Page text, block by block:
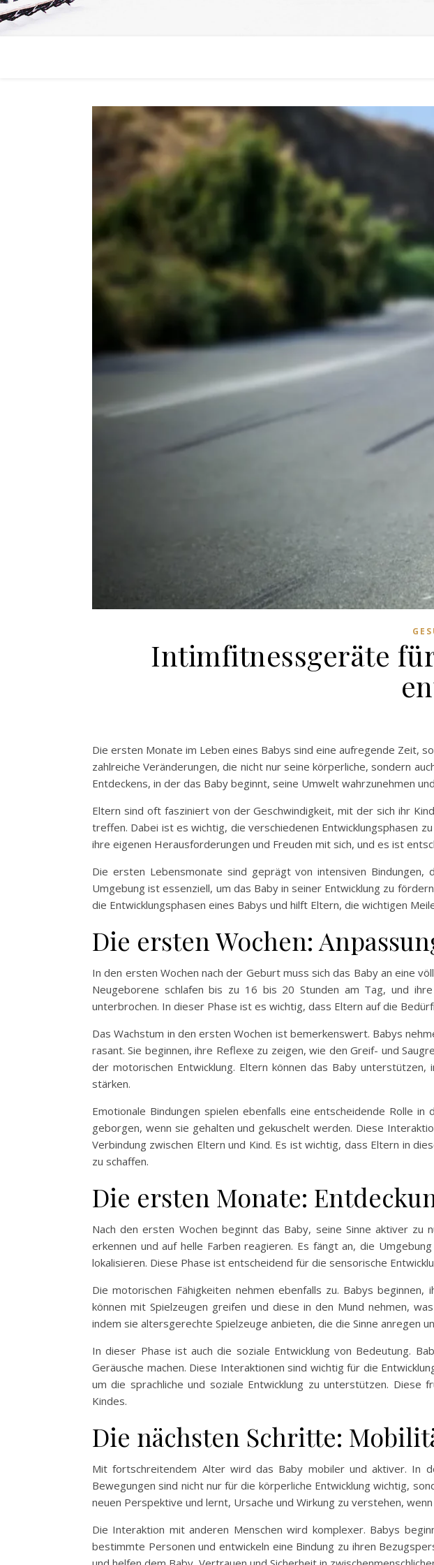
Intimfitnessgeräte
Die ersten Monate im Leben eines Babys sind eine aufregende Zeit,
zahlreiche Veränderungen, die nicht nur seine körperliche, sondern
Entdeckens, in der das Baby beginnt, seine Umwelt wahrzunehmen
Eltern sind oft fasziniert von der Geschwindigkeit, mit der sich ihr
treffen. Dabei ist es wichtig, die verschiedenen Entwicklungsphasen
ihre eigenen Herausforderungen und Freuden mit sich, und es ist
Die ersten Lebensmonate sind geprägt von intensiven Bindungen,
Umgebung ist essenziell, um das Baby in seiner Entwicklung zu
die Entwicklungsphasen eines Babys und hilft Eltern, die wichtigen
Die ersten Wochen:
In den ersten Wochen nach der Geburt muss sich das Baby an eine
Neugeborene schlafen bis zu 16 bis 20 Stunden am Tag, und
unterbrochen. In dieser Phase ist es wichtig, dass Eltern auf die
Das Wachstum in den ersten Wochen ist bemerkenswert. Babys
rasant. Sie beginnen, ihre Reflexe zu zeigen, wie den Greif- und
der motorischen Entwicklung. Eltern können das Baby
stärken.
Emotionale Bindungen spielen ebenfalls eine entscheidende Rolle
geborgen, wenn sie gehalten und gekuschelt werden. Diese
Verbindung zwischen Eltern und Kind. Es ist wichtig, dass Eltern in
zu schaffen.
Die ersten Monate:
Nach den ersten Wochen beginnt das Baby, seine Sinne aktiver zu
erkennen und auf helle Farben reagieren. Es fängt an, die
lokalisieren. Diese Phase ist entscheidend für die sensorische
Die motorischen Fähigkeiten nehmen ebenfalls zu. Babys
können mit Spielzeugen greifen und diese in den Mund nehmen,
indem sie altersgerechte Spielzeuge anbieten, die die Sinne anregen
In dieser Phase ist auch die soziale Entwicklung von Bedeutung.
Geräusche machen. Diese Interaktionen sind wichtig für die
um die sprachliche und soziale Entwicklung zu unterstützen. Diese
Kindes.
Die nächsten Schritte:
Mit fortschreitendem Alter wird das Baby mobiler und aktiver. In
Bewegungen sind nicht nur für die körperliche Entwicklung wichtig,
neuen Perspektive und lernt, Ursache und Wirkung zu verstehen,
Die Interaktion mit anderen Menschen wird komplexer. Babys
bestimmte Personen und entwickeln eine Bindung zu ihren